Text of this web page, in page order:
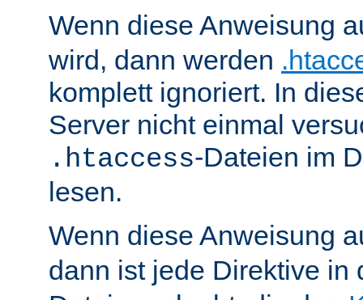
Wenn diese Anweisung
wird, dann werden
komplett ignoriert. In
Server nicht einmal
.htaccess-Dateien im
lesen.
Wenn diese Anweisung
dann ist jede Direktive in